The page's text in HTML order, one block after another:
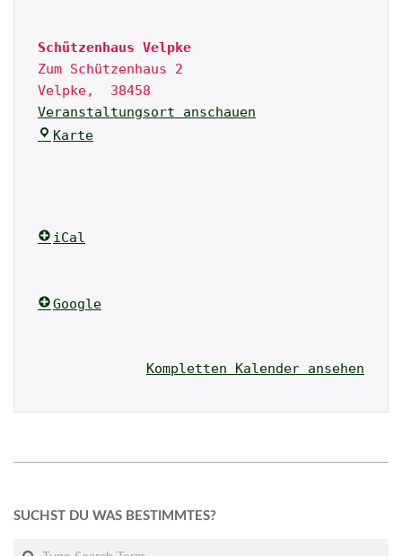
Schützenhaus Velpke
Zum Schützenhaus 2
Velpke,
38458
Veranstaltungsort anschauen
Karte
iCal
Google
Kompletten Kalender ansehen
23
SUCHST DU WAS BESTIMMTES?
Search